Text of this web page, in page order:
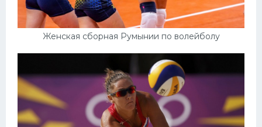
Женская сборная Румынии по волейболу